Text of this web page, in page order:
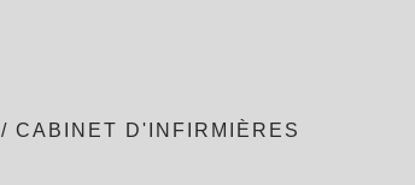
/CABINET D'INFIRMIÈRES